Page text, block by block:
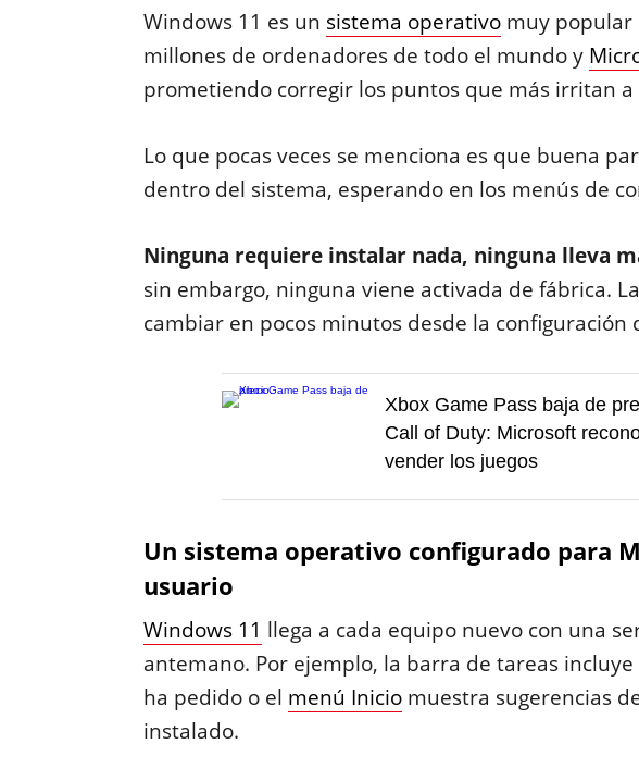
Windows 11 es un sistema operativomuy popular
millones de ordenadores de todo el mundo y
prometiendo corregir los puntos que más irritan
Lo que pocas veces se menciona es que buena
dentro del sistema, esperando en los menús de
Ninguna requiere instalar nada, ninguna lleva
sin embargo, ninguna viene activada de fábrica.
cambiar en pocos minutos desde la configuración
Xbox Game Pass baja de
Call of Duty: Microsoft
vender los juegos
Un sistema operativo configurado para
usuario
Windows 11 llega a cada equipo nuevo con una
antemano. Por ejemplo, la barra de tareas
ha pedido o el menú Iniciomuestra sugerencias
instalado.